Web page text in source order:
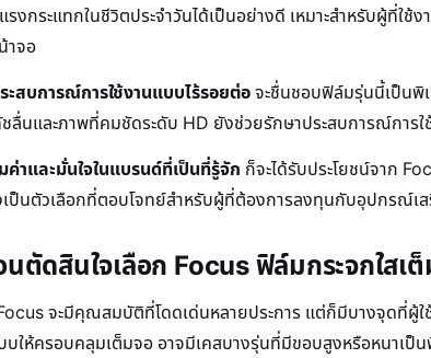
งกระแทกในชีวิตประจำวันได้เป็นอย่างดี เหมาะสำหรับผู้ที่
าจอ
สบการณ์การใช้งานแบบไร้รอยต่อจะชื่นชอบฟิล์มรุ่นนี้เป็นพิ
และภาพที่คมชัดระดับ HD ยังช่วยรักษาประสบการณ์การใช้
าและมั่นใจในแบรนด์ที่เป็นที่รู้จัก ก็จะได้รับประโยชน์จาก
ป็นตัวเลือกที่ตอบโจทย์สำหรับผู้ที่ต้องการลงทุนกับอุปกรณ์เ
ตัดสินใจเลือก Focus ฟิล์มกระจกใสเ
จะมีคุณสมบัติที่โดดเด่นหลายประการ แต่ก็มีบางจุดที่
บให้ครอบคลุมเต็มจอ อาจมีเคสบางรุ่นที่มีขอบสูงหรือหนาเ